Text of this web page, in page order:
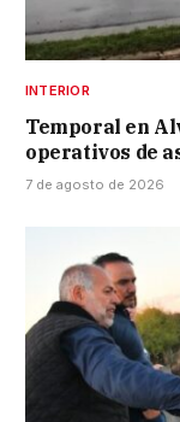
INTERIOR
Temporal en
operativos de
7 de agosto de 2026